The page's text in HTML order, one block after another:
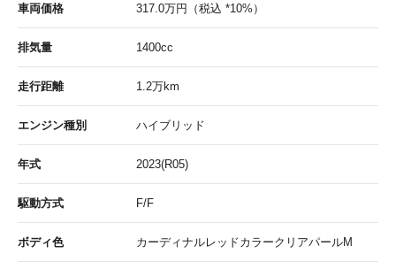
車両価格 317.0万円 （税込 *10%）
排気量 1400cc
走行距離 1.2万km
エンジン種別 ハイブリッド
年式 2023(R05)
駆動方式 F/F
ボディ色 カーディナルレッドカラークリアパールM